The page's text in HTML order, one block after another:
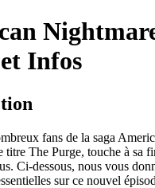
Infos
fans de la saga
titre The Purge, touche à sa
Ci-dessous, nous vous
sur ce nouvel